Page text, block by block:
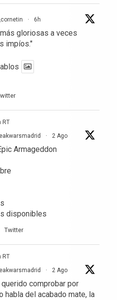
· 6h
gloriosas a veces
impíos."
RT
· 2 Ago
Armageddon
disponibles
Twitter
RT
· 2 Ago
comprobar por
habla del acabado mate, la